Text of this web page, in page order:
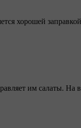
хорошей
им салаты. На